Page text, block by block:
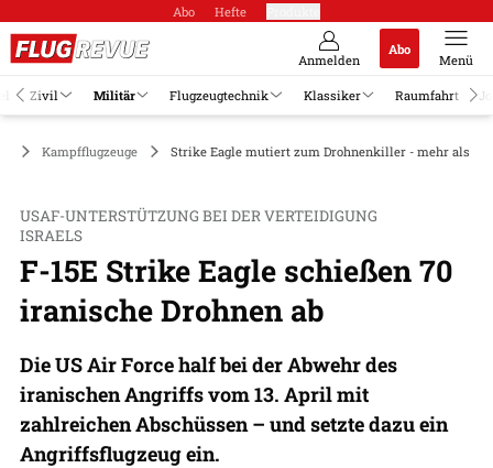
Abo Hefte
Anmelden
Abo
Menü
Zivil Militär Flugzeugtechnik Klassiker Raumfahrt
Kampfflugzeuge Strike Eagle mutiert zum Drohnenkiller - mehr als 70
USAF-UNTERSTÜTZUNG BEI DER VERTEIDIGUNG
ISRAELS
F-15E Strike Eagle schießen 70
iranische Drohnen ab
Die US Air Force half bei der Abwehr des
iranischen Angriffs vom 13. April mit
zahlreichen Abschüssen – und setzte dazu ein
Angriffsflugzeug ein.